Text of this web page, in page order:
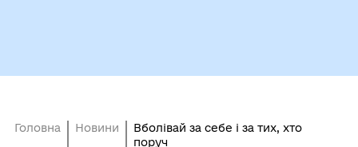
Головна Новини
Вболівай за себе і за тих, хто
поруч